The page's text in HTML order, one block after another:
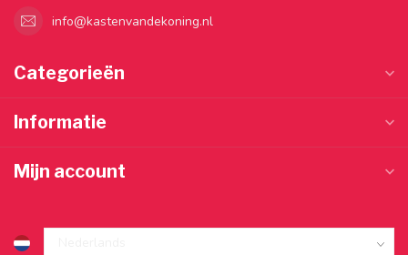
info@kastenvandekoning.nl
Categorieën
Informatie
Mijn account